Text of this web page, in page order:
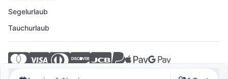
Segelurlaub
Tauchurlaub
© 2026 Crovillas GmbH